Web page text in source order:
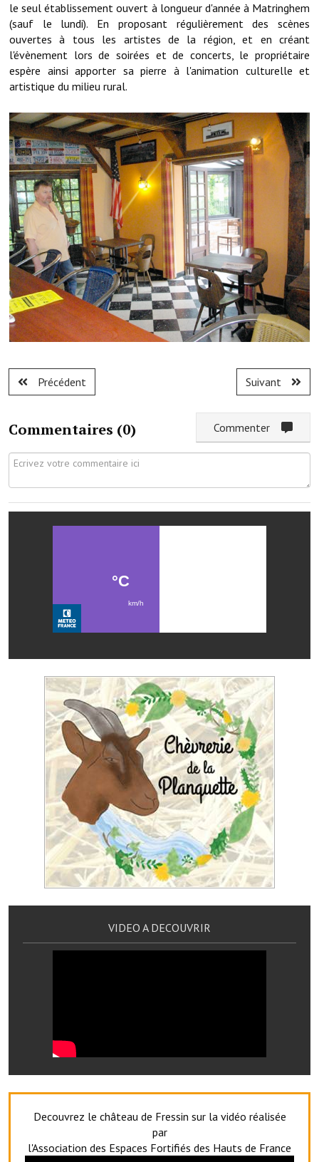
Elus et agents
L'équipe municipale
Le personnel municipal
Note de synthèse financière
Rapport d'orientation budgétaire
Actions et projets
Projets et travaux en cours
Procès verbaux des conseils municipaux
Communication
Le bulletin municipal : Fressinfo & Le Fressinois
Toutes les publications
Communauté de communes
L'office de tourisme
Services publics intercommunaux
Affaires scolaires, CCAS
Eaux, assainissement
France services
France Renov
Déchets ménagers, tri sélectif, encombrants
Services publics communaux
Démarches administratives
Urbanisme
Biens à louer
Terrains et maisons à vendre
Equipements sportifs
Artisans
Agents immobiliers
Réserver une salle
le seul établissement ouvert à longueur d'année à Matringhem
(sauf le lundi). En proposant régulièrement des scènes
ouvertes à tous les artistes de la région, et en créant
l'évènement lors de soirées et de concerts, le propriétaire
espère ainsi apporter sa pierre à l'animation culturelle et
artistique du milieu rural.
Précédent Suivant
Commentaires (0)
VIDEO A DECOUVRIR
Decouvrez le château de Fressin sur la vidéo réalisée
par
l'Association des Espaces Fortifiés des Hauts de France